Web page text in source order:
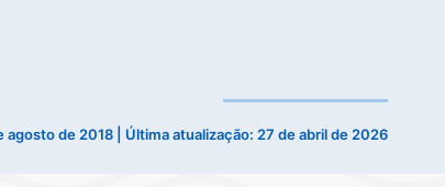
agosto de 2018 | Última atualização: 27 de abril de 2026